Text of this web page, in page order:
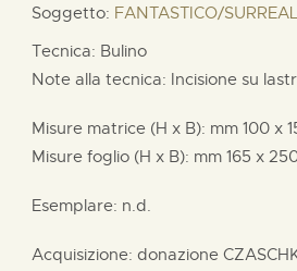
Soggetto: FANTASTICO/
Tecnica: Bulino
Note alla tecnica: Incisione su
Misure matrice (H x B): mm 100 x
Misure foglio (H x B): mm 165 x
Esemplare: n.d.
Acquisizione: donazione